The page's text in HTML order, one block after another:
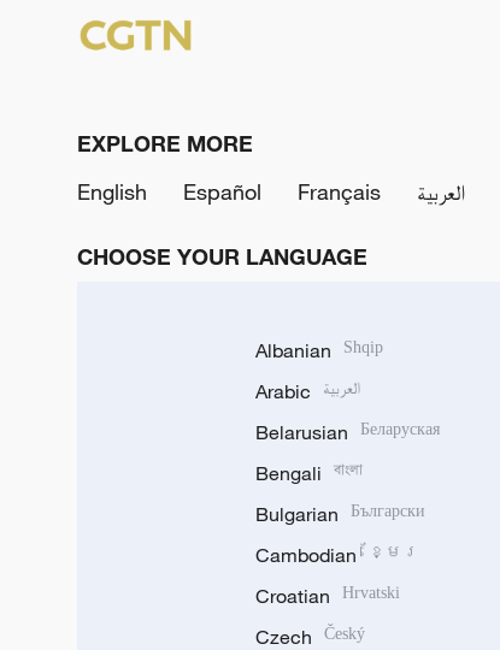
EXPLORE MORE
English
Español Français العربية
CHOOSE YOUR LANGUAGE
Albanian Shqip
Arabic العربية
Belarusian Беларуская
Bengali বাংলা
Bulgarian Български
Cambodian ខ្មែរ
Croatian Hrvatski
Czech Český